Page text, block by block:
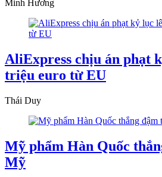
Minh Hương
AliExpress chịu án phạt
triệu euro từ EU
Thái Duy
Mỹ phẩm Hàn Quốc
Mỹ